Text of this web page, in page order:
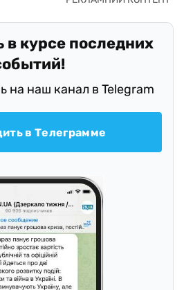
в курсе последних
на наш канал в Telegram
в Телеграмме